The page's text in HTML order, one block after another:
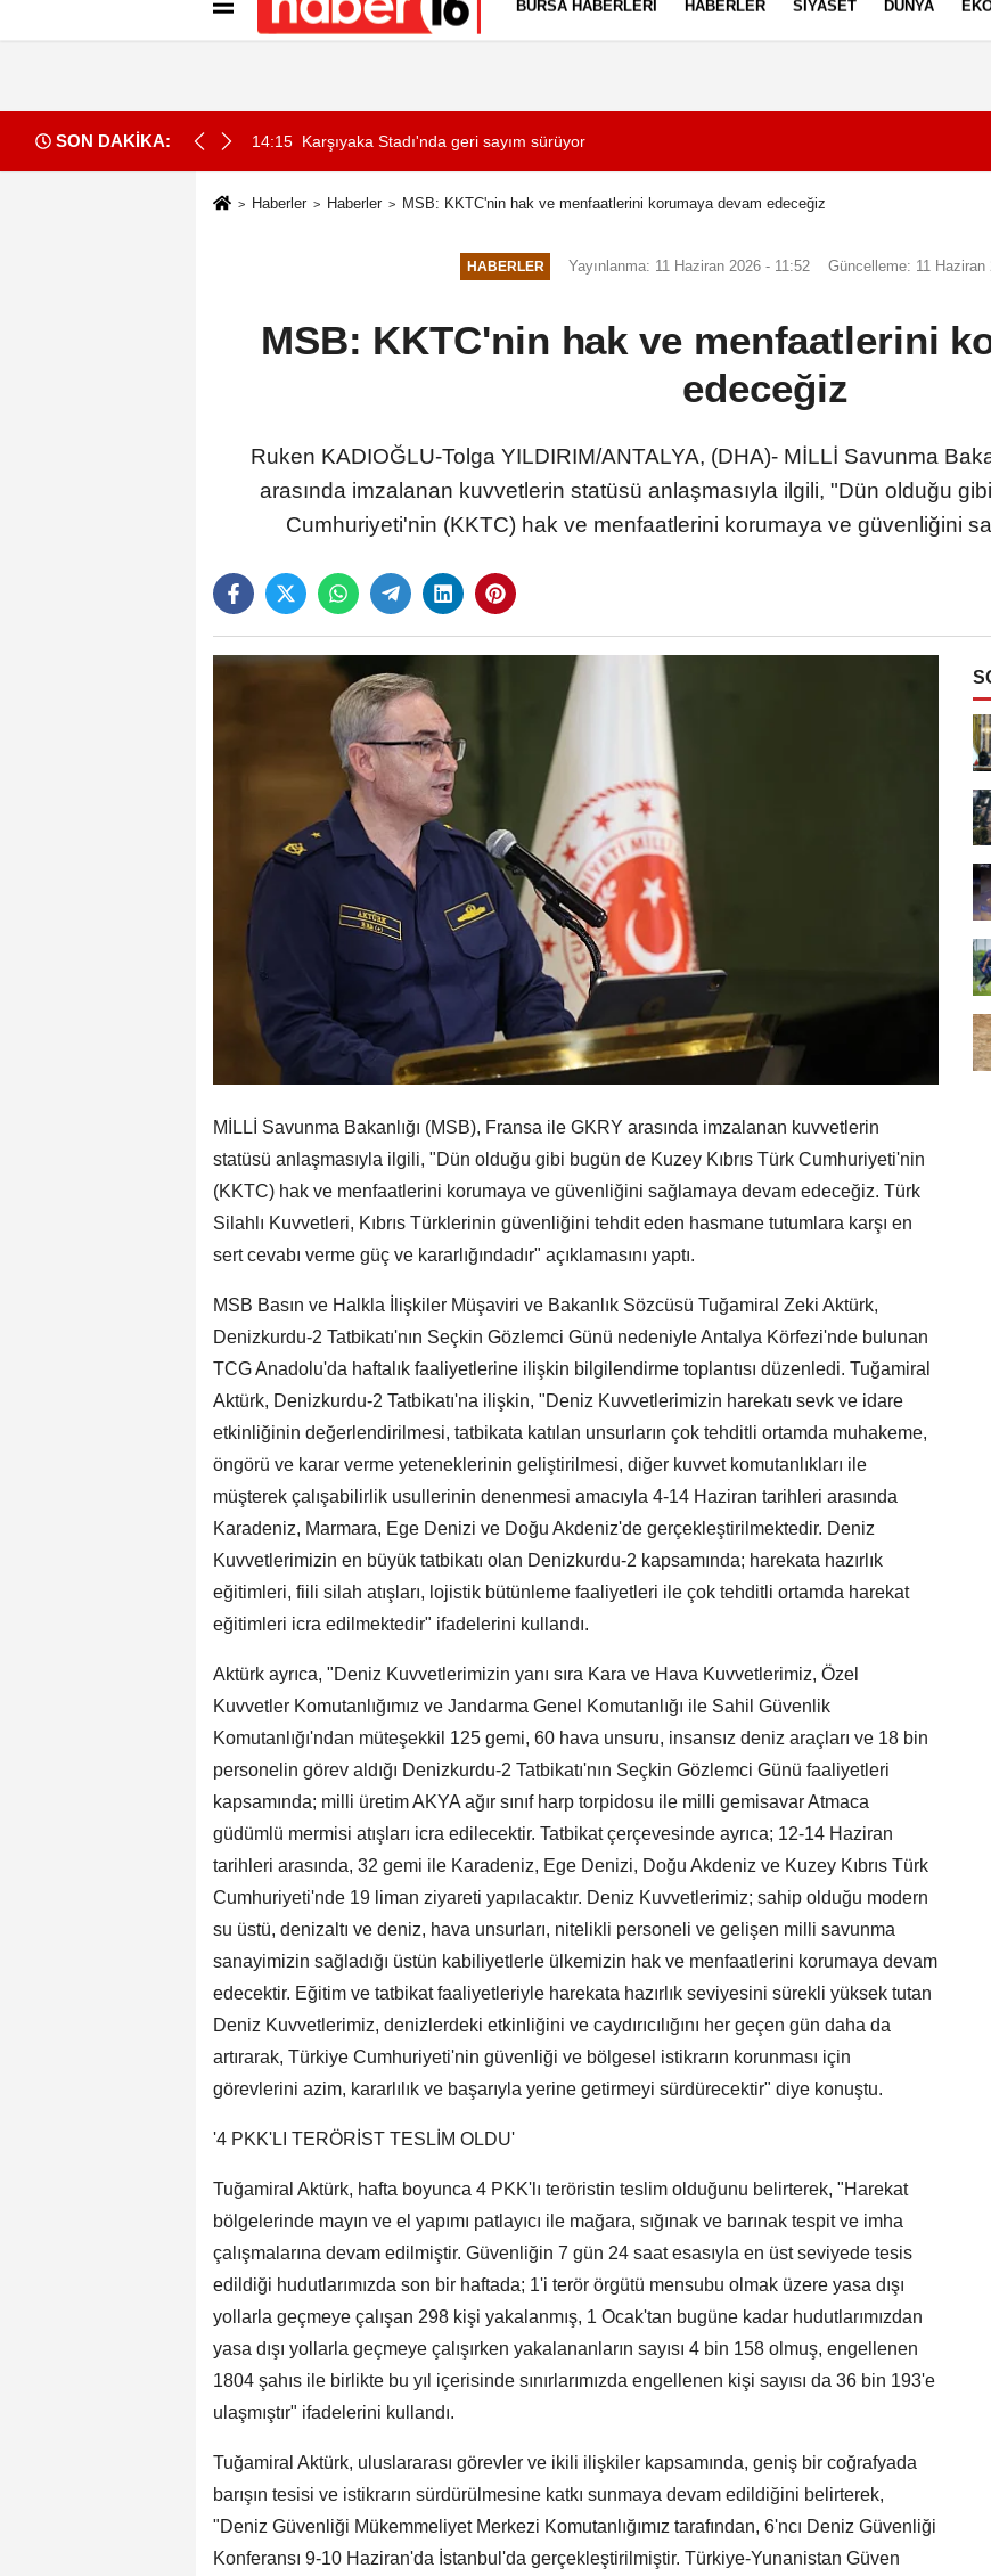
İletişim Gizlilik İlkeleri
BURSA HABERLERI HABERLER SIYASET DÜNYA
SON DAKİKA:
Ortak Savunma Anlaşması'nı imzaladı
14:15 Karşıyaka Stadı'nda geri sayım sürüyor 'Casperlar'
Haberler Haberler MSB: KKTC'nin hak ve menfaatlerini korumaya devam edeceğiz
HABERLER Yayınlanma: 11 Haziran 2026 - 11:52 Güncelleme: 11 Haziran
MSB: KKTC'nin hak ve menfaatlerini
edeceğiz
Ruken KADIOĞLU-Tolga YILDIRIM/ANTALYA, (DHA)- MİLLİ Savunma
arasında imzalanan kuvvetlerin statüsü anlaşmasıyla ilgili, "Dün olduğu
Cumhuriyeti'nin (KKTC) hak ve menfaatlerini korumaya ve güvenliğini
MİLLİ Savunma Bakanlığı (MSB), Fransa ile GKRY arasında imzalanan kuvvetlerin
statüsü anlaşmasıyla ilgili, "Dün olduğu gibi bugün de Kuzey Kıbrıs Türk Cumhuriyeti'nin
(KKTC) hak ve menfaatlerini korumaya ve güvenliğini sağlamaya devam edeceğiz. Türk
Silahlı Kuvvetleri, Kıbrıs Türklerinin güvenliğini tehdit eden hasmane tutumlara karşı en
sert cevabı verme güç ve kararlığındadır" açıklamasını yaptı.
MSB Basın ve Halkla İlişkiler Müşaviri ve Bakanlık Sözcüsü Tuğamiral Zeki Aktürk,
Denizkurdu-2 Tatbikatı'nın Seçkin Gözlemci Günü nedeniyle Antalya Körfezi'nde bulunan
TCG Anadolu'da haftalık faaliyetlerine ilişkin bilgilendirme toplantısı düzenledi. Tuğamiral
Aktürk, Denizkurdu-2 Tatbikatı'na ilişkin, "Deniz Kuvvetlerimizin harekatı sevk ve idare
etkinliğinin değerlendirilmesi, tatbikata katılan unsurların çok tehditli ortamda muhakeme,
öngörü ve karar verme yeteneklerinin geliştirilmesi, diğer kuvvet komutanlıkları ile
müşterek çalışabilirlik usullerinin denenmesi amacıyla 4-14 Haziran tarihleri arasında
Karadeniz, Marmara, Ege Denizi ve Doğu Akdeniz'de gerçekleştirilmektedir. Deniz
Kuvvetlerimizin en büyük tatbikatı olan Denizkurdu-2 kapsamında; harekata hazırlık
eğitimleri, fiili silah atışları, lojistik bütünleme faaliyetleri ile çok tehditli ortamda harekat
eğitimleri icra edilmektedir" ifadelerini kullandı.
Aktürk ayrıca, "Deniz Kuvvetlerimizin yanı sıra Kara ve Hava Kuvvetlerimiz, Özel
Kuvvetler Komutanlığımız ve Jandarma Genel Komutanlığı ile Sahil Güvenlik
Komutanlığı'ndan müteşekkil 125 gemi, 60 hava unsuru, insansız deniz araçları ve 18 bin
personelin görev aldığı Denizkurdu-2 Tatbikatı'nın Seçkin Gözlemci Günü faaliyetleri
kapsamında; milli üretim AKYA ağır sınıf harp torpidosu ile milli gemisavar Atmaca
güdümlü mermisi atışları icra edilecektir. Tatbikat çerçevesinde ayrıca; 12-14 Haziran
tarihleri arasında, 32 gemi ile Karadeniz, Ege Denizi, Doğu Akdeniz ve Kuzey Kıbrıs Türk
Cumhuriyeti'nde 19 liman ziyareti yapılacaktır. Deniz Kuvvetlerimiz; sahip olduğu modern
su üstü, denizaltı ve deniz, hava unsurları, nitelikli personeli ve gelişen milli savunma
sanayimizin sağladığı üstün kabiliyetlerle ülkemizin hak ve menfaatlerini korumaya devam
edecektir. Eğitim ve tatbikat faaliyetleriyle harekata hazırlık seviyesini sürekli yüksek tutan
Deniz Kuvvetlerimiz, denizlerdeki etkinliğini ve caydırıcılığını her geçen gün daha da
artırarak, Türkiye Cumhuriyeti'nin güvenliği ve bölgesel istikrarın korunması için
görevlerini azim, kararlılık ve başarıyla yerine getirmeyi sürdürecektir" diye konuştu.
'4 PKK'LI TERÖRİST TESLİM OLDU'
Tuğamiral Aktürk, hafta boyunca 4 PKK'lı teröristin teslim olduğunu belirterek, "Harekat
bölgelerinde mayın ve el yapımı patlayıcı ile mağara, sığınak ve barınak tespit ve imha
çalışmalarına devam edilmiştir. Güvenliğin 7 gün 24 saat esasıyla en üst seviyede tesis
edildiği hudutlarımızda son bir haftada; 1'i terör örgütü mensubu olmak üzere yasa dışı
yollarla geçmeye çalışan 298 kişi yakalanmış, 1 Ocak'tan bugüne kadar hudutlarımızdan
yasa dışı yollarla geçmeye çalışırken yakalananların sayısı 4 bin 158 olmuş, engellenen
1804 şahıs ile birlikte bu yıl içerisinde sınırlarımızda engellenen kişi sayısı da 36 bin 193'e
ulaşmıştır" ifadelerini kullandı.
Tuğamiral Aktürk, uluslararası görevler ve ikili ilişkiler kapsamında, geniş bir coğrafyada
barışın tesisi ve istikrarın sürdürülmesine katkı sunmaya devam edildiğini belirterek,
"Deniz Güvenliği Mükemmeliyet Merkezi Komutanlığımız tarafından, 6'ncı Deniz Güvenliği
Konferansı 9-10 Haziran'da İstanbul'da gerçekleştirilmiştir. Türkiye-Yunanistan Güven